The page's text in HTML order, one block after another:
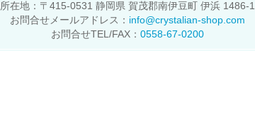
所在地：〒415-0531 静岡県 賀茂郡南伊豆町 伊浜 1486-1
お問合せメールアドレス： info@crystalian-shop.com
お問合せTEL/FAX： 0558-67-0200